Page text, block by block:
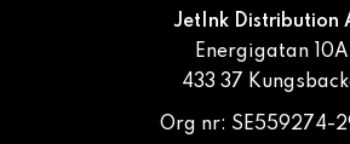
JetInk Distribution
Energigatan 10A
433 37
Org nr: SE559274-